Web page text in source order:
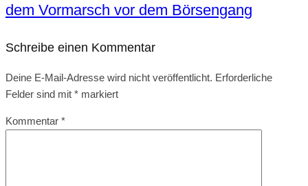
dem Vormarsch vor dem Börsengang
Schreibe einen Kommentar
Deine E-Mail-Adresse wird nicht veröffentlicht. Erforderliche
Felder sind mit * markiert
Kommentar *